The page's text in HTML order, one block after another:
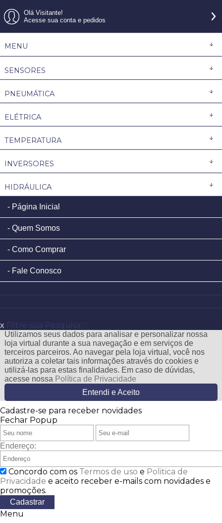
Olá Visitante!
Acesse sua conta e pedidos
MENU
SENSORES
PNEUMÁTICA
ELÉTRICA
TEMPERATURA
INVERSORES
HIDRÁULICA
Página Inicial
Quem Somos
Como Comprar
Fale Conosco
x Filtre sua Pesquisa:
Utilizamos seus dados para analisar e personalizar nossa
loja virtual durante a sua navegação e em serviços de
terceiros parceiros. Ao navegar pela loja virtual, você nos
autoriza a coletar tais informações através do cookies e
utilizá-las para estas finalidades. Em caso de dúvidas,
acesse nossa Política de Privacidade
Entendi e Aceito
Cadastre-se para receber novidades
Fechar Popup
Endereço:
Concordo com os Termos de uso e Politica de
Privacidade e aceito receber e-mails com novidades e
promoções.
Cadastrar
Menu